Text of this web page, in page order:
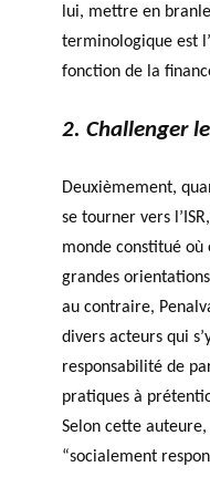
lui, mettre en
terminologique est
fonction de la
2. Challenger
Deuxièmement,
se tourner vers
monde constitué où
grandes
au contraire,
divers acteurs qui
responsabilité de
pratiques à
Selon cette
“socialement